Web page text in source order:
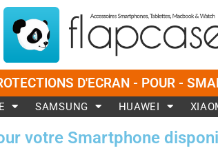
D'ECRAN - POUR -
SAMSUNG HUAWEI
votre Smartphone